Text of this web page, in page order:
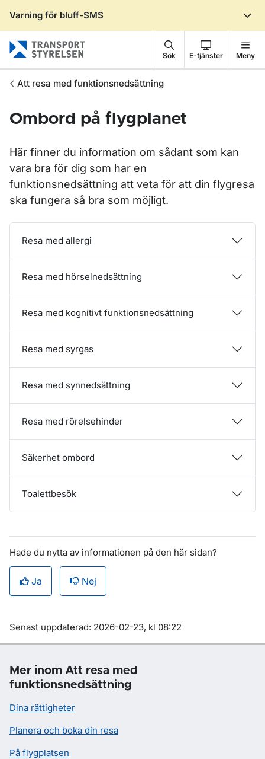
Varning för bluff-SMS
Sök E-tjänster Meny
Att resa med funktionsnedsättning
Ombord på flygplanet
Här finner du information om sådant som kan
vara bra för dig som har en
funktionsnedsättning att veta för att din flygresa
ska fungera så bra som möjligt.
Resa med allergi
Resa med hörselnedsättning
Resa med kognitivt funktionsnedsättning
Resa med syrgas
Resa med synnedsättning
Resa med rörelsehinder
Säkerhet ombord
Toalettbesök
Hade du nytta av informationen på den här sidan?
Ja Nej
Om sidan
Senast uppdaterad: 2026-02-23, kl 08:22
Mer inom Att resa med
funktionsnedsättning
Dina rättigheter
Planera och boka din resa
På flygplatsen